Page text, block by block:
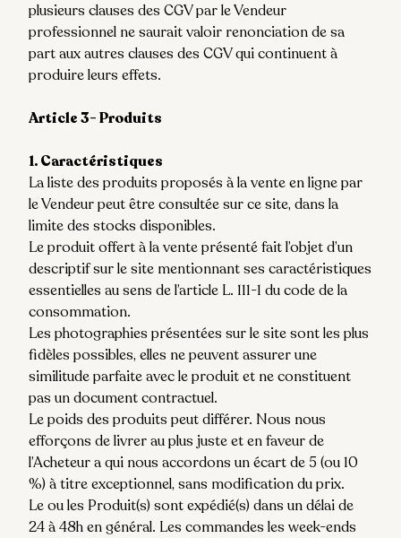
plusieurs clauses des CGV par le Vendeur
professionnel ne saurait valoir renonciation de sa
part aux autres clauses des CGV qui continuent à
produire leurs effets.
Article 3- Produits
1. Caractéristiques
La liste des produits proposés à la vente en ligne par
le Vendeur peut être consultée sur ce site, dans la
limite des stocks disponibles.
Le produit offert à la vente présenté fait l’objet d’un
descriptif sur le site mentionnant ses caractéristiques
essentielles au sens de l’article L. 111-1 du code de la
consommation.
Les photographies présentées sur le site sont les plus
fidèles possibles, elles ne peuvent assurer une
similitude parfaite avec le produit et ne constituent
pas un document contractuel.
Le poids des produits peut différer. Nous nous
efforçons de livrer au plus juste et en faveur de
l’Acheteur a qui nous accordons un écart de 5 (ou 10
%) à titre exceptionnel, sans modification du prix.
Le ou les Produit(s) sont expédié(s) dans un délai de
24 à 48h en général. Les commandes les week-ends